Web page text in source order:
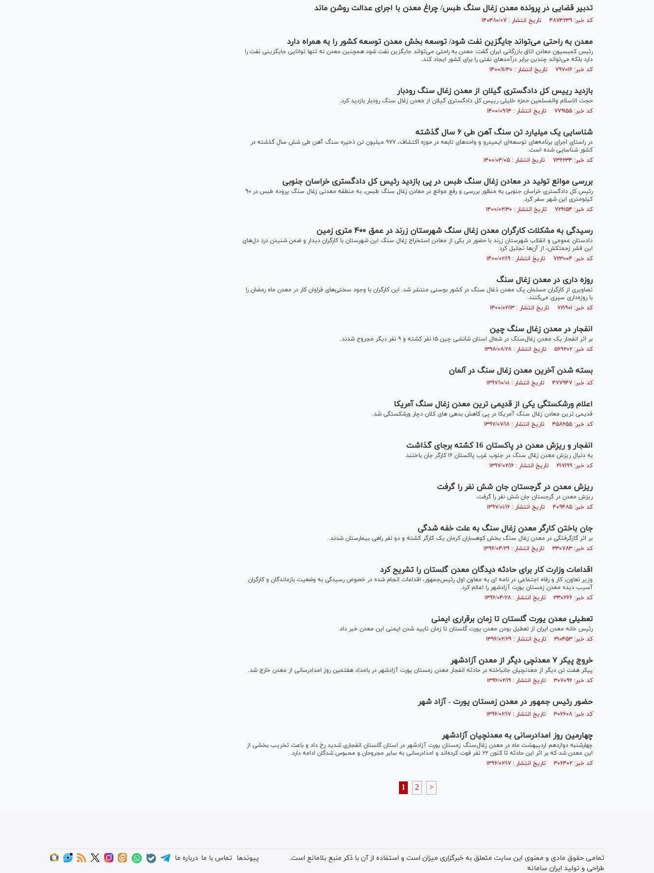
تدبیر قضایی در پرونده معدن زغال سنگ طبس/ چراغ معدن با اجرای عدالت روشن ماند
کد خبر: ۴۸۷۴۲۳۹ تاریخ انتشار : ۱۴۰۴/۱۰/۰۷
معدن به راحتی می‌تواند جایگزین نفت شود/ توسعه بخش معدن توسعه کشور را به همراه دارد
رئیس کمیسیون معادن اتاق بازرگانی ایران گفت: معدن به راحتی می‌تواند جایگزین نفت شود همچنین معدن نه تنها توانایی جایگزینی نفت را
دارد بلکه می‌تواند چندین برابر درآمد‌های نفتی را برای کشور ایجاد کند.
کد خبر: ۷۹۷۰۱۶ تاریخ انتشار : ۱۴۰۰/۱۱/۳۰
بازدید رییس کل دادگستری گیلان از معدن زغال سنگ رودبار
حجت الاسلام والمسلمین حمزه خلیلی رییس کل دادگستری گیلان از معدن زغال سنگ رودبار بازدید کرد.
کد خبر: ۷۷۹۱۵۵ تاریخ انتشار : ۱۴۰۰/۰۹/۱۴
شناسایی یک میلیارد تن سنگ آهن طی ۶ سال گذشته
در راستای اجرای برنامه‌های توسعه‌ای ایمیدرو و واحد‌های تابعه در حوزه اکتشاف، ۹۷۷ میلیون تن ذخیره سنگ آهن طی شش سال گذشته در
کشور شناسایی شده است.
کد خبر: ۷۳۶۲۳۴ تاریخ انتشار : ۱۴۰۰/۰۴/۰۵
بررسی موانع تولید در معادن زغال سنگ طبس در پی بازدید رئیس کل دادگستری خراسان جنوبی
رئیس کل دادگستری خراسان جنوبی به منظور بررسی و رفع موانع در معادن زغال سنگ طبس، به منطقه معدنی زغال سنگ پروده طبس در ۹۰
کیلومتری این شهر سفر کرد.
کد خبر: ۷۲۶۱۵۴ تاریخ انتشار : ۱۴۰۰/۰۲/۳۰
رسیدگی به مشکلات کارگران معدن زغال سنگ شهرستان زرند در عمق ۴۰۰ متری زمین
دادستان عمومی و انقلاب شهرستان زرند با حضور در یکی از معادن استخراج زغال سنگ این شهرستان با کارگران دیدار و ضمن شنیدن درد دل‌های
این قشر زحمتکش، از آن‌ها تجلیل کرد.
کد خبر: ۷۲۳۰۰۴ تاریخ انتشار : ۱۴۰۰/۰۲/۱۹
روزه داری در معدن زغال سنگ
تصاویری از کارگران مسلمان یک معدن ذغال سنگ در کشور بوسنی منتشر شد. این کارگران با وجود سختی‌های فراوان کار در معدن ماه رمضان را
با روزه‌داری سپری می‌کنند.
کد خبر: ۷۲۱۹۰۱ تاریخ انتشار : ۱۴۰۰/۰۲/۱۳
انفجار در معدن زغال سنگ چین
بر اثر انفجار یک معدن زغال‌سنگ در شمال استان شانشی چین ۱۵ نفر کشته و ۹ نفر دیگر مجروح شدند.
کد خبر: ۵۶۹۲۰۲ تاریخ انتشار : ۱۳۹۸/۰۸/۲۸
بسته شدن آخرین معدن زغال سنگ در آلمان
کد خبر: ۴۷۷۹۴۷ تاریخ انتشار : ۱۳۹۷/۱۰/۰۱
اعلام ورشکستگی یکی از قدیمی ترین معدن زغال سنگ آمریکا
قدیمی ترین معادن زغال سنگ آمریکا در پی کاهش بدهی های کلان دچار ورشکستگی شد.
کد خبر: ۴۵۸۶۵۵ تاریخ انتشار : ۱۳۹۷/۰۷/۱۸
انفجار و ریزش معدن در پاکستان 16 کشته برجای گذاشت
به دنبال ریزش معدن زغال سنگ در جنوب غرب پاکستان ۱۶ کارگر جان باختند.
کد خبر: ۴۱۷۱۹۹ تاریخ انتشار : ۱۳۹۷/۰۲/۱۶
ریزش معدن در گرجستان جان شش نفر را گرفت
ریزش معدن در گرجستان جان شش نفر را گرفت.
کد خبر: ۴۰۹۴۸۵ تاریخ انتشار : ۱۳۹۷/۰۱/۱۶
جان باختن کارگر معدن زغال سنگ به علت خفه شدگی
بر اثر گازگرفتگی در معدن زغال سنگ بخش کوهساران کرمان یک کارگر کشته و دو نفر راهی بیمارستان شدند.
کد خبر: ۳۳۰۷۸۳ تاریخ انتشار : ۱۳۹۶/۰۴/۲۹
اقدامات وزارت کار برای حادثه دیدگان معدن گلستان را تشریح کرد
وزیر تعاون، کار و رفاه اجتماعی در نامه ای به معاون اول رئیس‌جمهور، اقدامات انجام شده در خصوص رسیدگی به وضعیت بازماندگان و کارگران
آسیب دیده معدن زمستان یورت آزادشهر را اعلام کرد.
کد خبر: ۳۳۰۶۶۶ تاریخ انتشار : ۱۳۹۶/۰۴/۲۸
تعطيلى معدن يورت گلستان تا زمان برقرارى ايمنى
رئيس خانه معدن ايران از تعطيل بودن معدن يورت گلستان تا زمان تاييد شدن ايمنى اين معدن خبر داد.
کد خبر: ۳۱۰۴۵۳ تاریخ انتشار : ۱۳۹۶/۰۲/۲۹
خروج پیکر ۷ معدنچی دیگر از معدن آزادشهر
پیکر هفت تن دیگر از معدنچیان جانباخته در حادثه انفجار معدن زمستان یورت آزادشهر در بامداد هفتمین روز امدادرسانی از معدن خارج شد.
کد خبر: ۳۰۷۰۹۶ تاریخ انتشار : ۱۳۹۶/۰۲/۱۹
حضور رئیس جمهور در معدن زمستان یورت - آزاد شهر
کد خبر: ۳۰۶۶۰۸ تاریخ انتشار : ۱۳۹۶/۰۲/۱۷
چهارمین روز امدادرسانی به معدنچیان آزادشهر
چهارشنبه دوازدهم اردیبهشت ماه ‌در معدن زغال‌سنگ زمستان یورت آزادشهر در استان گلستان انفجاری شدید رخ داد و باعث تخریب بخشی از
این معدن شد که بر اثر این حادثه تا کنون ۲۲ نفر فوت کرده‌اند و امدادرسانی به سایر مجروحان و محبوس شدگان ادامه دارد.
کد خبر: ۳۰۶۴۰۲ تاریخ انتشار : ۱۳۹۶/۰۲/۱۷
1 2 >
تمامی حقوق مادی و معنوی این سایت متعلق به خبرگزاری میزان است و استفاده از آن با ذکر منبع بلامانع است.
طراحی و تولید ایران سامانه
پیوندها تماس با ما درباره ما